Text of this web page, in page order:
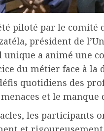
piloté par le
président de
unique a animé une
du métier face à
quotidiens des
et le manque
les participants